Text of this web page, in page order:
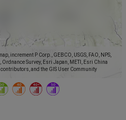
increment P Corp., GEBCO, USGS, FAO, NPS,
Ordnance Survey, Esri Japan, METI, Esri China
and the GIS User Community